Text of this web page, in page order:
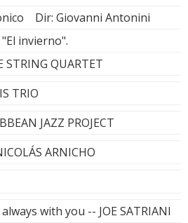
Dir: Giovanni Antonini
invierno".
STRING QUARTET
TRIO
JAZZ PROJECT
ARNICHO
with you -- JOE SATRIANI